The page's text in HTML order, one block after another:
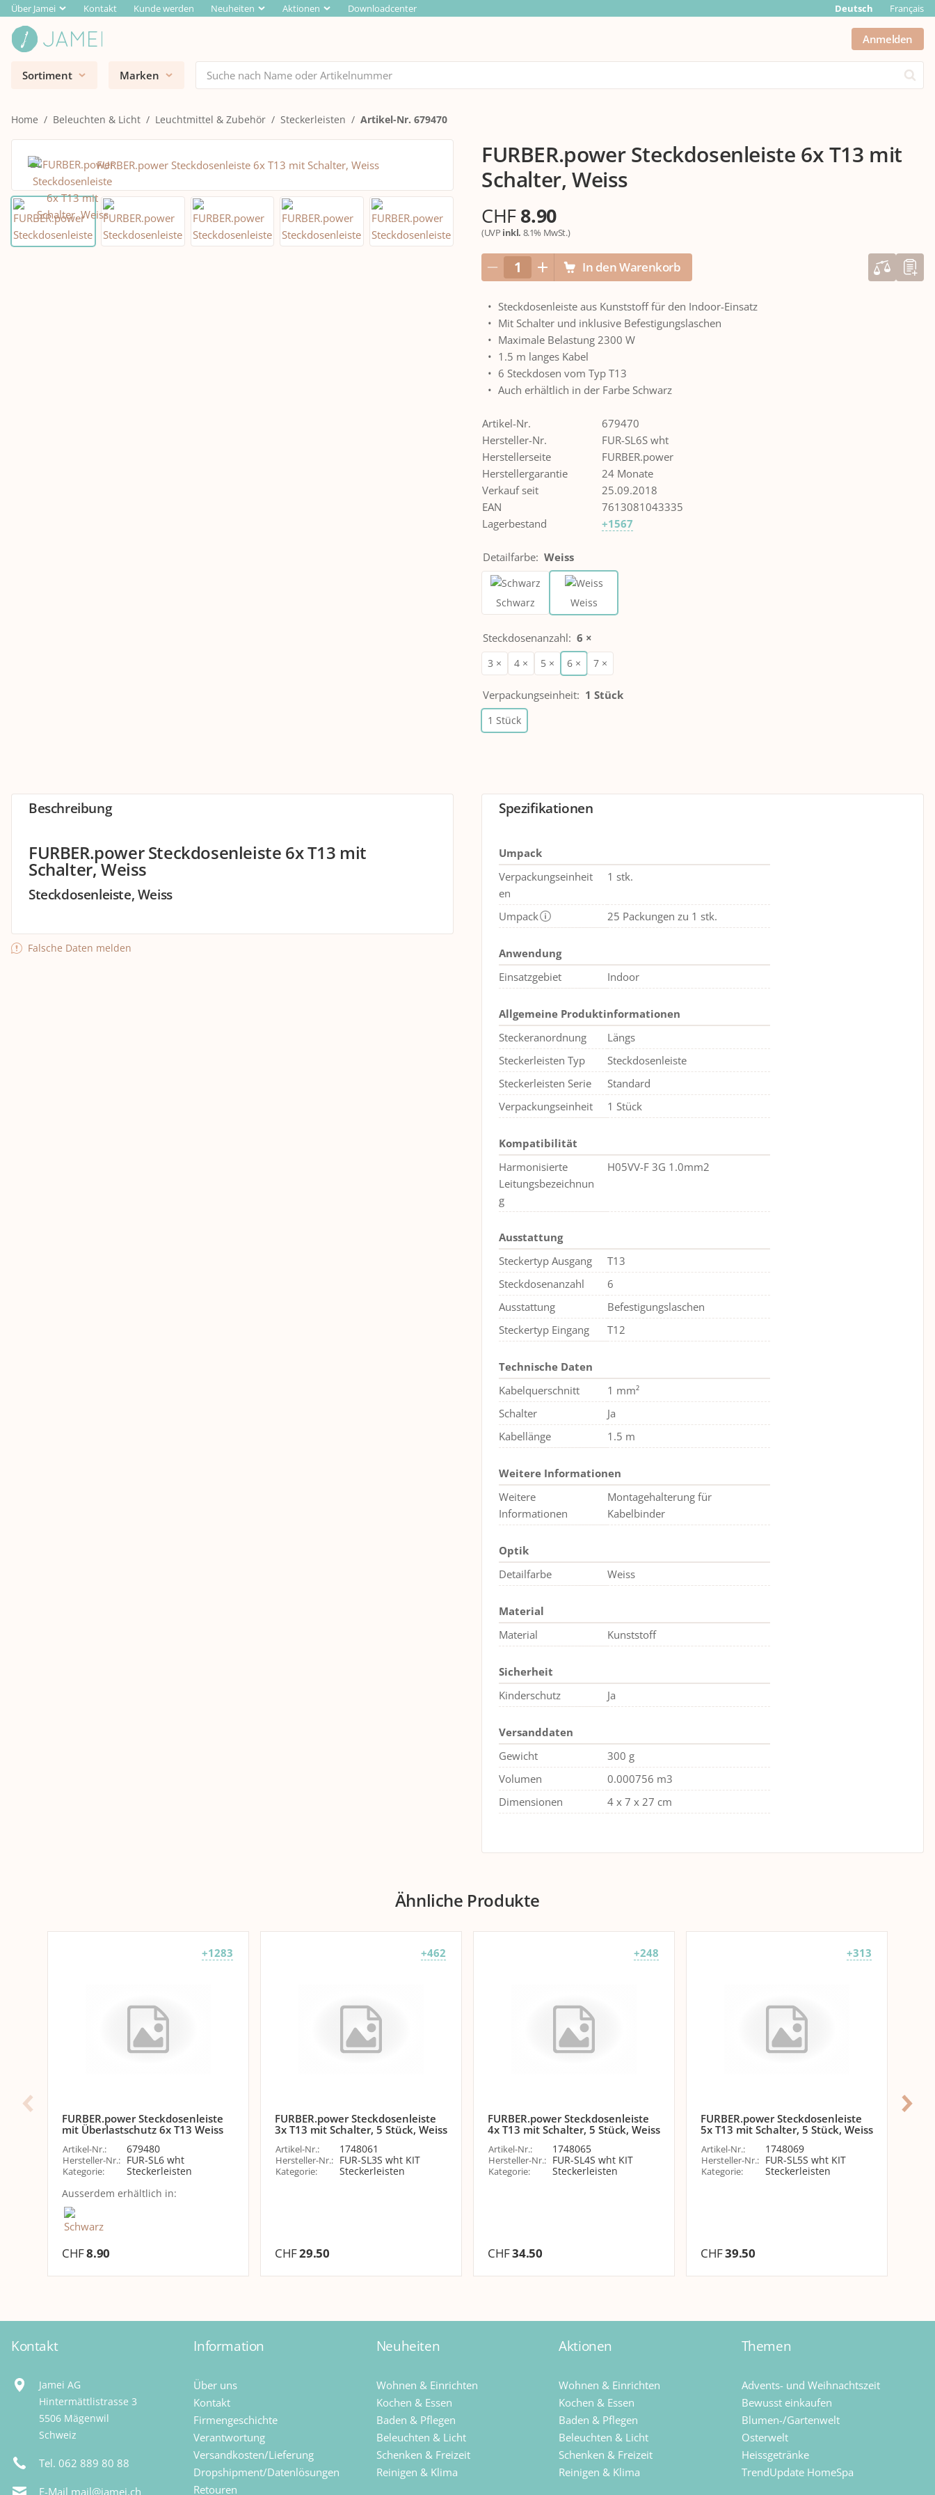
Über Jamei Kontakt Kunde werden Neuheiten Aktionen Downloadcenter Deutsch Français
Anmelden
Sortiment Marken
Home Beleuchten & Licht Leuchtmittel & Zubehör Steckerleisten Artikel-Nr. 679470
FURBER.power Steckdosenleiste 6x T13 mit
Schalter, Weiss
CHF8.90
(UVP inkl. 8.1% MwSt.)
In den Warenkorb
Steckdosenleiste aus Kunststoff für den Indoor-Einsatz
Mit Schalter und inklusive Befestigungslaschen
Maximale Belastung 2300 W
1.5 m langes Kabel
6 Steckdosen vom Typ T13
Auch erhältlich in der Farbe Schwarz
Artikel-Nr.
679470
Hersteller-Nr.
FUR-SL6S wht
Herstellerseite
FURBER.power
Herstellergarantie
24 Monate
Verkauf seit
25.09.2018
EAN
7613081043335
Lagerbestand
+1567
Detailfarbe: Weiss
Schwarz Weiss
Steckdosenanzahl: 6 ×
3 × 4 × 5 × 6 × 7 ×
Verpackungseinheit: 1 Stück
1 Stück
Beschreibung
FURBER.power Steckdosenleiste 6x T13 mit
Schalter, Weiss
Steckdosenleiste, Weiss
Falsche Daten melden
Spezifikationen
Umpack
Verpackungseinheit
en
1 stk.
Umpack 25 Packungen zu 1 stk.
Anwendung
Einsatzgebiet
Indoor
Allgemeine Produktinformationen
Steckeranordnung
Längs
Steckerleisten Typ
Steckdosenleiste
Steckerleisten Serie
Standard
Verpackungseinheit
1 Stück
Kompatibilität
Harmonisierte
Leitungsbezeichnun
g
H05VV-F 3G 1.0mm2
Ausstattung
Steckertyp Ausgang
T13
Steckdosenanzahl
6
Ausstattung
Befestigungslaschen
Steckertyp Eingang
T12
Technische Daten
Kabelquerschnitt
1 mm²
Schalter
Ja
Kabellänge
1.5 m
Weitere Informationen
Weitere
Informationen
Montagehalterung für
Kabelbinder
Optik
Detailfarbe
Weiss
Material
Material
Kunststoff
Sicherheit
Kinderschutz
Ja
Versanddaten
Gewicht
300 g
Volumen
0.000756 m3
Dimensionen
4 x 7 x 27 cm
Ähnliche Produkte
+1283
FURBER.power Steckdosenleiste
mit Überlastschutz 6x T13 Weiss
Artikel-Nr.: 679480
Hersteller-Nr.: FUR-SL6 wht
Kategorie:
Steckerleisten
Ausserdem erhältlich in:
CHF8.90
+462
FURBER.power Steckdosenleiste
3x T13 mit Schalter, 5 Stück, Weiss
Artikel-Nr.: 1748061
Hersteller-Nr.: FUR-SL3S wht KIT
Kategorie: Steckerleisten
CHF29.50
+248
FURBER.power Steckdosenleiste
4x T13 mit Schalter, 5 Stück, Weiss
Artikel-Nr.: 1748065
Hersteller-Nr.: FUR-SL4S wht KIT
Kategorie: Steckerleisten
CHF34.50
+313
FURBER.power Steckdosenleiste
5x T13 mit Schalter, 5 Stück, Weiss
Artikel-Nr.: 1748069
Hersteller-Nr.: FUR-SL5S wht KIT
Kategorie: Steckerleisten
CHF39.50
Kontakt
Jamei AG
Hintermättlistrasse 3
5506 Mägenwil
Schweiz
Tel. 062 889 80 88
E-Mail mail@jamei.ch
Information
Über uns
Kontakt
Firmengeschichte
Verantwortung
Versandkosten/Lieferung
Dropshipment/Datenlösungen
Retouren
Neuheiten
Wohnen & Einrichten
Kochen & Essen
Baden & Pflegen
Beleuchten & Licht
Schenken & Freizeit
Reinigen & Klima
Aktionen
Wohnen & Einrichten
Kochen & Essen
Baden & Pflegen
Beleuchten & Licht
Schenken & Freizeit
Reinigen & Klima
Themen
Advents- und Weihnachtszeit
Bewusst einkaufen
Blumen-/Gartenwelt
Osterwelt
Heissgetränke
TrendUpdate HomeSpa